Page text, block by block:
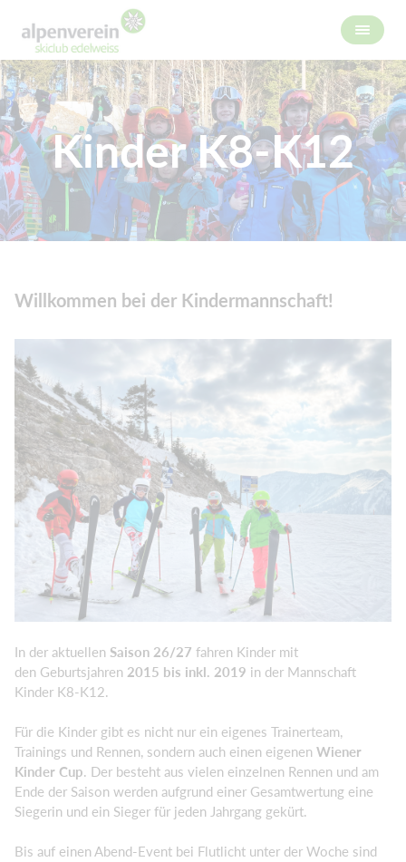
Kinder K8-K12
Willkommen bei der Kindermannschaft!
In der aktuellen Saison 26/27 fahren Kinder mit
den Geburtsjahren 2015 bis inkl. 2019 in der Mannschaft
Kinder K8-K12.
Für die Kinder gibt es nicht nur ein eigenes Trainerteam,
Trainings und Rennen, sondern auch einen eigenen Wiener
Kinder Cup. Der besteht aus vielen einzelnen Rennen und am
Ende der Saison werden aufgrund einer Gesamtwertung eine
Siegerin und ein Sieger für jeden Jahrgang gekürt.
Bis auf einen Abend-Event bei Flutlicht unter der Woche sind